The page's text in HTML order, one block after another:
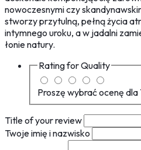
nowoczesnymi czy
stworzy przytulną, pełną życia
intymnego uroku, a w jadalni
łonie natury.
Rating forQuality
Proszę wybrać ocenę
Title of your review
Twoje imię i nazwisko